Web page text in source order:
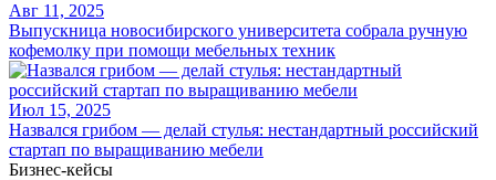
Авг 11, 2025
Выпускница новосибирского университета собрала ручную
кофемолку при помощи мебельных техник
Июл 15, 2025
Назвался грибом — делай стулья: нестандартный российский
стартап по выращиванию мебели
Бизнес-кейсы